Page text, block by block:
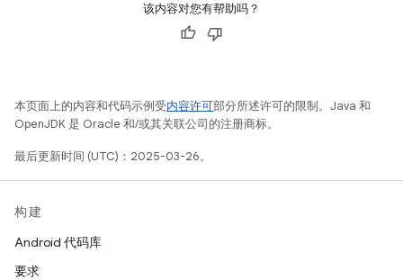
该内容对您有帮助吗？
本页面上的内容和代码示例受内容许可部分所述许可的限制。Java 和
OpenJDK 是 Oracle 和/或其关联公司的注册商标。
最后更新时间 (UTC)：2025-03-26。
构建
Android 代码库
要求